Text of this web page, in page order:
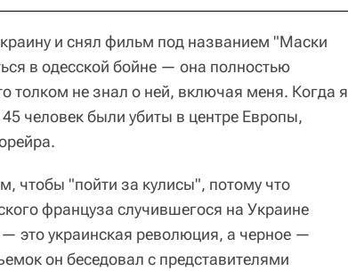
и снял фильм под названием "Маски
в одесской бойне — она полностью
толком не знал о ней, включая меня. Когда я
человек были убиты в центре Европы,
чтобы "пойти за кулисы", потому что
француза случившегося на Украине
это украинская революция, а черное —
он беседовал с представителями